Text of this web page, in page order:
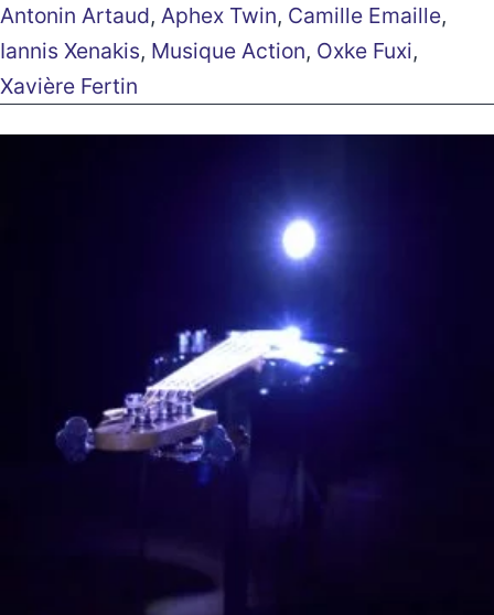
Antonin Artaud, Aphex Twin, Camille Emaille,
Iannis Xenakis, Musique Action, Oxke Fuxi,
Xavière Fertin